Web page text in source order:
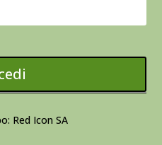
Red Icon SA